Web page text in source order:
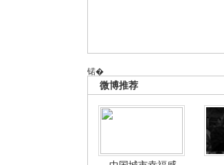
锘�
微博推荐